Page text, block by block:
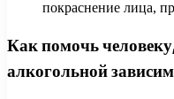
покраснение лица,
Как помочь
алкогольной